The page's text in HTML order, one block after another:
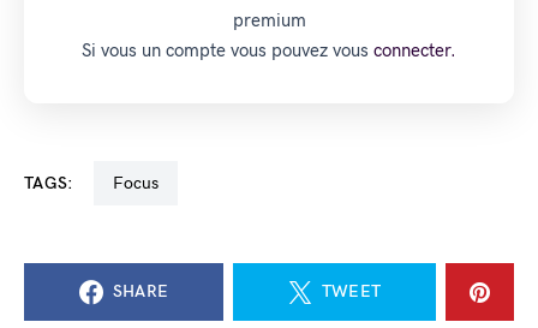
premium
Si vous un compte vous pouvez vous connecter.
TAGS: Focus
SHARE TWEET